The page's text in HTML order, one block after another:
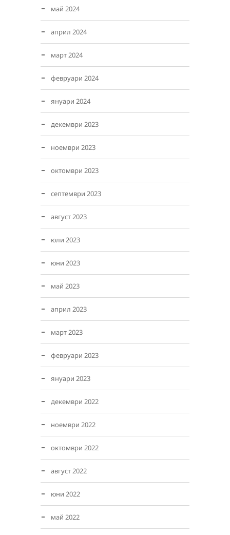
май 2024
април 2024
март 2024
февруари 2024
януари 2024
декември 2023
ноември 2023
октомври 2023
септември 2023
август 2023
юли 2023
юни 2023
май 2023
април 2023
март 2023
февруари 2023
януари 2023
декември 2022
ноември 2022
октомври 2022
август 2022
юни 2022
май 2022